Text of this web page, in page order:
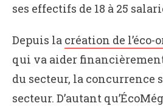
ses effectifs de 18 à 25
Depuis la création de
qui va aider
du secteur, la concurrence
secteur. D’autant